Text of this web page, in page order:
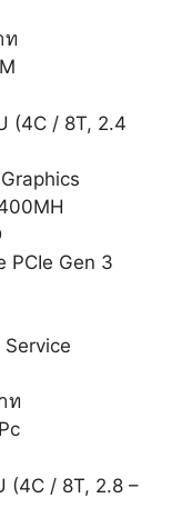
ท
(4C / 8T, 2.4
PCIe Gen 3
ท
(4C / 8T, 2.8 –